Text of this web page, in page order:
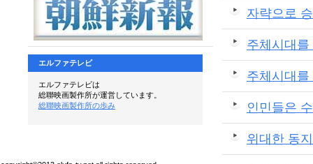
자략으로
주체시대
주체시대
인민들은
위대한 동
エルファテレビ
エルファテレビは
総聯映画製作所が運営しています。
総聯映画製作所の歩み